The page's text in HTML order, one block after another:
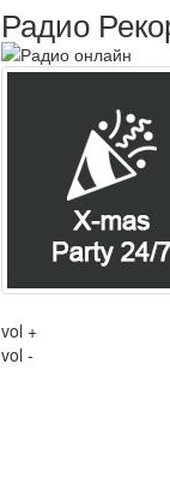
Радио
vol +
vol -